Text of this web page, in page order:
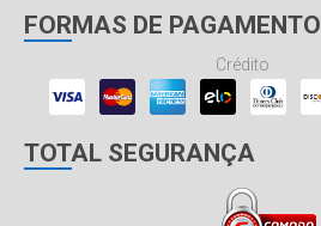
FORMAS DE PAGAMENTO
Crédito
TOTAL SEGURANÇA